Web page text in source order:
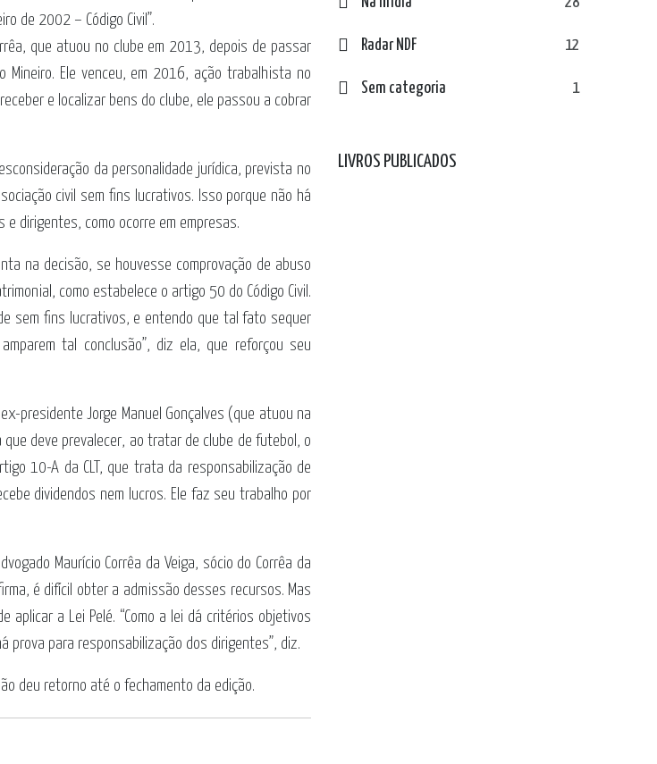
de 2002 – Código Civil”.
que atuou no clube em 2013, depois de passar
Mineiro. Ele venceu, em 2016, ação trabalhista no
e localizar bens do clube, ele passou a cobrar
da personalidade jurídica, prevista no
civil sem fins lucrativos. Isso porque não há
dirigentes, como ocorre em empresas.
na decisão, se houvesse comprovação de abuso
como estabelece o artigo 50 do Código Civil.
sem fins lucrativos, e entendo que tal fato sequer
tal conclusão”, diz ela, que reforçou seu
presidente Jorge Manuel Gonçalves (que atuou na
deve prevalecer, ao tratar de clube de futebol, o
10-A da CLT, que trata da responsabilização de
dividendos nem lucros. Ele faz seu trabalho por
Maurício Corrêa da Veiga, sócio do Corrêa da
é difícil obter a admissão desses recursos. Mas
aplicar a Lei Pelé. “Como a lei dá critérios objetivos
prova para responsabilização dos dirigentes”, diz.
deu retorno até o fechamento da edição.
Radar NDF 12
Sem categoria 1
LIVROS PUBLICADOS